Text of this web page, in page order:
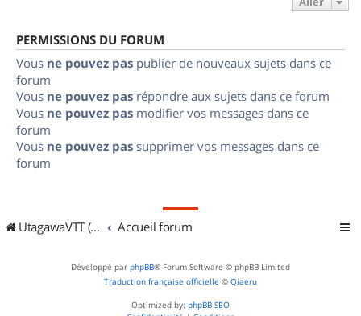
PERMISSIONS DU FORUM
Vous ne pouvez pas publier de nouveaux sujets dans ce
forum
Vous ne pouvez pas répondre aux sujets dans ce forum
Vous ne pouvez pas modifier vos messages dans ce
forum
Vous ne pouvez pas supprimer vos messages dans ce
forum
UtagawaVTT (Randos VTT et VTTAE avec traces GPS) Accueil forum
Développé par phpBB® Forum Software © phpBB Limited
Traduction française officielle © Qiaeru
Optimized by: phpBB SEO